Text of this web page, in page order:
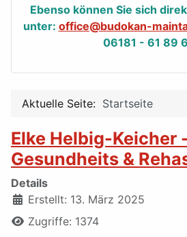
Ebenso können Sie sich
unter: office@budokan-
06181 - 61 89
Aktuelle Seite: Startseite
Elke Helbig-Keicher -
Gesundheits &
Details
Erstellt: 13. März 2025
Zugriffe: 1374